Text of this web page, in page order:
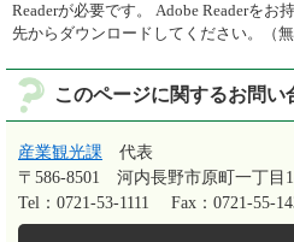
Readerが必要です。
Adobe Readerをお
先からダウンロードしてください。（無
このページに関するお問い
産業観光課
代表
〒586-8501
河内長野市原町一丁目
Tel：0721-53-1111
Fax：0721-55-